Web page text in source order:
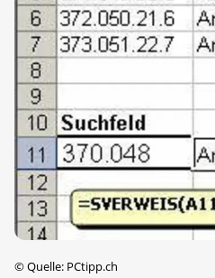
©Quelle: PCtipp.ch